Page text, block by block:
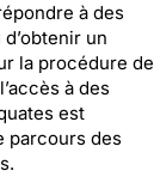
à des
un
la procédure de
à des
est
parcours des